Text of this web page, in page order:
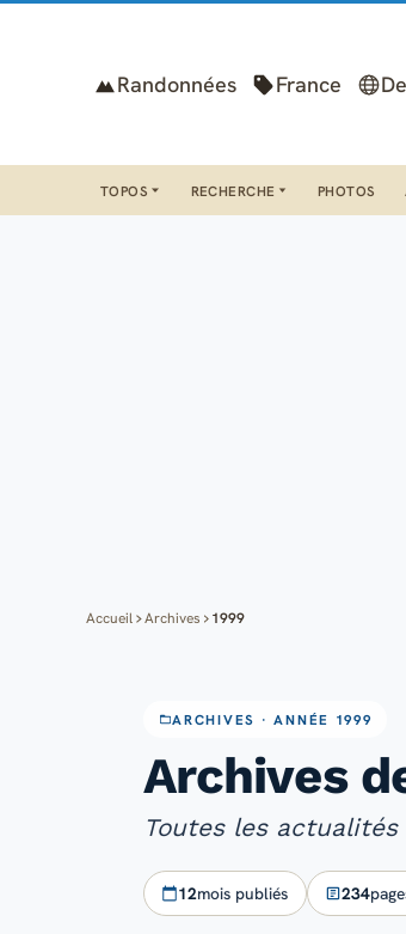
Randonnées France
TOPOS RECHERCHE PHOTOS
Accueil Archives 1999
ARCHIVES · ANNÉE 1999
Archives
Toutes les
12mois publiés 234